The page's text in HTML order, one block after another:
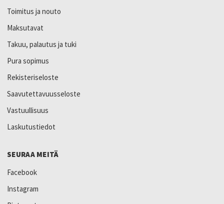
Toimitus ja nouto
Maksutavat
Takuu, palautus ja tuki
Pura sopimus
Rekisteriseloste
Saavutettavuusseloste
Vastuullisuus
Laskutustiedot
SEURAA MEITÄ
Facebook
Instagram